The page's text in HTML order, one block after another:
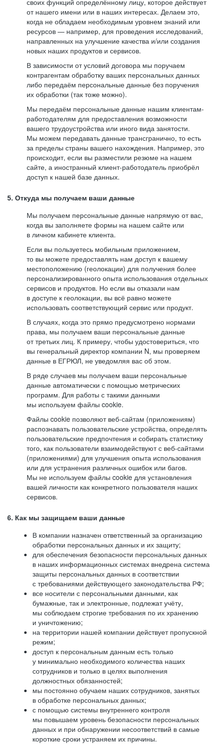
своих функций определённому лицу, которое действует
от нашего имени или в наших интересах. Делаем это,
когда не обладаем необходимым уровнем знаний или
ресурсов — например, для проведения исследований,
направленных на улучшение качества и/или создания
новых наших продуктов и сервисов.
В зависимости от условий договора мы поручаем
контрагентам обработку ваших персональных данных
либо передаём персональные данные без поручения
их обработки (так тоже можно).
Мы передаём персональные данные нашим клиентам-
работодателям для предоставления возможности
вашего трудоустройства или иного вида занятости.
Мы можем передавать данные трансгранично, то есть
за пределы страны вашего нахождения. Например, это
происходит, если вы разместили резюме на нашем
сайте, а иностранный клиент-работодатель приобрёл
доступ к нашей базе данных.
5. Откуда мы получаем ваши данные
Мы получаем персональные данные напрямую от вас,
когда вы заполняете формы на нашем сайте или
в личном кабинете клиента.
Если вы пользуетесь мобильным приложением,
то вы можете предоставлять нам доступ к вашему
местоположению (геолокации) для получения более
персонализированного опыта использования отдельных
сервисов и продуктов. Но если вы отказали нам
в доступе к геолокации, вы всё равно можете
использовать соответствующий сервис или продукт.
В случаях, когда это прямо предусмотрено нормами
права, мы получаем ваши персональные данные
от третьих лиц. К примеру, чтобы удостовериться, что
вы генеральный директор компании N, мы проверяем
данные в ЕГРЮЛ, не уведомляя вас об этом.
В ряде случаев мы получаем ваши персональные
данные автоматически с помощью метрических
программ. Для работы с такими данными
мы используем файлы cookie.
Файлы cookie позволяют веб-сайтам (приложениям)
распознавать пользовательские устройства, определять
пользовательские предпочтения и собирать статистику
того, как пользователи взаимодействуют с веб-сайтами
(приложениями) для улучшения опыта использования
или для устранения различных ошибок или багов.
Мы не используем файлы cookie для установления
вашей личности как конкретного пользователя наших
сервисов.
6. Как мы защищаем ваши данные
В компании назначен ответственный за организацию
обработки персональных данных и их защиту;
для обеспечения безопасности персональных данных
в наших информационных системах внедрена система
защиты персональных данных в соответствии
с требованиями действующего законодательства РФ;
все носители с персональными данными, как
бумажные, так и электронные, подлежат учёту,
мы соблюдаем строгие требования по их хранению
и уничтожению;
на территории нашей компании действует пропускной
режим;
доступ к персональным данным есть только
у минимально необходимого количества наших
сотрудников и только в целях выполнения
должностных обязанностей;
мы постоянно обучаем наших сотрудников, занятых
в обработке персональных данных;
с помощью системы внутреннего контроля
мы повышаем уровень безопасности персональных
данных и при обнаружении несоответствий в самые
короткие сроки устраняем их причины.